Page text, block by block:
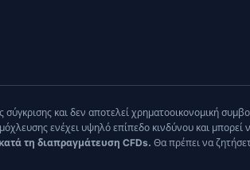
και δεν αποτελεί χρηματοοικονομική
ενέχει υψηλό επίπεδο κινδύνου και μπορεί
τη διαπραγμάτευση CFDs. Θα πρέπει να